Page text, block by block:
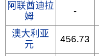
阿联酋迪拉
姆
-
澳大利亚
元
456.73